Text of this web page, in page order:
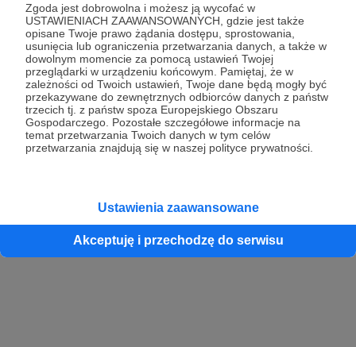
Zgoda jest dobrowolna i możesz ją wycofać w
USTAWIENIACH ZAAWANSOWANYCH, gdzie jest także
opisane Twoje prawo żądania dostępu, sprostowania,
usunięcia lub ograniczenia przetwarzania danych, a także w
dowolnym momencie za pomocą ustawień Twojej
przeglądarki w urządzeniu końcowym. Pamiętaj, że w
zależności od Twoich ustawień, Twoje dane będą mogły być
przekazywane do zewnętrznych odbiorców danych z państw
trzecich tj. z państw spoza Europejskiego Obszaru
Gospodarczego. Pozostałe szczegółowe informacje na
temat przetwarzania Twoich danych w tym celów
przetwarzania znajdują się w naszej polityce prywatności.
Ustawienia zaawansowane
Akceptuję i przechodzę do serwisu
Kontynuuj z Google
Kontynuuj z Facebook
Kontynuuj z Apple
konta przez osobę niepełnoletnią” dostępny w regulaminie Patronite.pl